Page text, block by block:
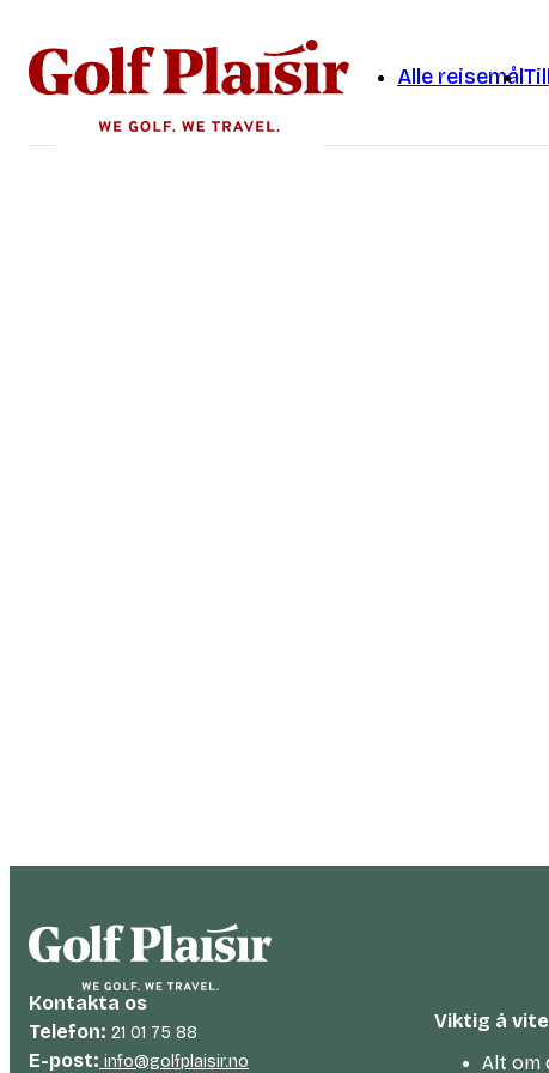
Alle reisemål
Kontakta os
Telefon: 21 01 75 88
E-post: info@golfplaisir.no
Viktig å vite
Alt om